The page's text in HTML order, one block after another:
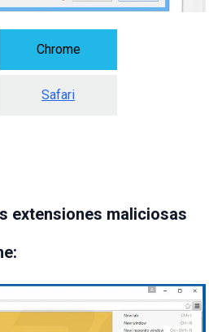
Chrome
Safari
extensiones maliciosas